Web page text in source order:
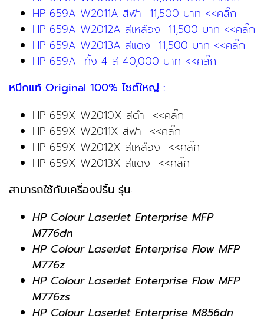
HP 659A W2011A สีฟ้า 11,500 บาท <<คลิ๊ก
HP 659A W2012A สีเหลือง 11,500 บาท <<คลิ๊ก
HP 659A W2013A สีแดง 11,500 บาท <<คลิ๊ก
HP 659A ทั้ง 4 สี 40,000 บาท <<คลิ๊ก
หมึกแท้ Original 100% ไซต์ใหญ่ :
HP 659X W2010X สีดำ <<คลิ๊ก
HP 659X W2011X สีฟ้า <<คลิ๊ก
HP 659X W2012X สีเหลือง <<คลิ๊ก
HP 659X W2013X สีแดง <<คลิ๊ก
สามารถใช้กับเครื่องปริ้น รุ่น:
HP Colour LaserJet Enterprise MFP
M776dn
HP Colour LaserJet Enterprise Flow MFP
M776z
HP Colour LaserJet Enterprise Flow MFP
M776zs
HP Colour LaserJet Enterprise M856dn